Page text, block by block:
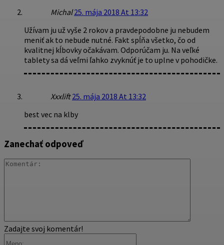
Michal 25. mája 2018 At 13:32
Užívam ju už vyše 2 rokov a pravdepodobne ju nebudem
meniť ak to nebude nutné. Fakt spĺňa všetko, čo od
kvalitnej kĺbovky očakávam. Odporúčam ju. Na veľké
tablety sa dá veľmi ľahko zvyknúť je to uplne v pohodičke.
Xxxlift 25. mája 2018 At 13:32
best vec na klby
Zanechať odpoveď
Zadajte svoj komentár!